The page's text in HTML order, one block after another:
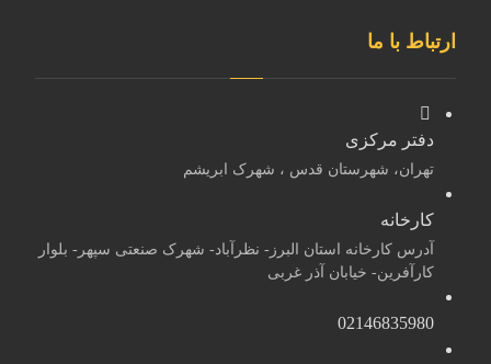
ارتباط با ما
دفتر مرکزی
تهران، شهرستان قدس ، شهرک ابریشم
کارخانه
آدرس کارخانه استان البرز- نظرآباد- شهرک صنعتی سپهر- بلوار
کارآفرین- خیابان آذر غربی
02146835980